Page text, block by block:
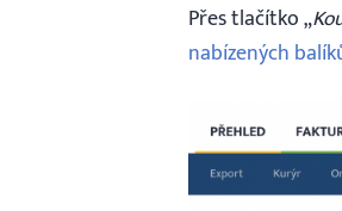
Přes tlačítko „
nabízených